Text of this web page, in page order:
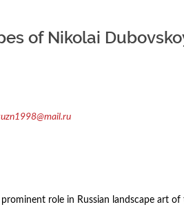
of Nikolai
role in Russian landscape art